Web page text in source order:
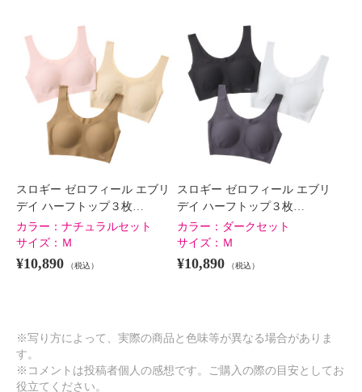
スロギー ゼロフィール エブリ
デイ ハーフトップ３枚…
カラー： ナチュラルセット
サイズ： Ｍ
¥10,890 （税込）
スロギー ゼロフィール エブリ
デイ ハーフトップ３枚…
カラー： ダークセット
サイズ： Ｍ
¥10,890 （税込）
※写り方によって、実際の商品と色味等が異なる場合がありま
す。
※コメントは投稿者個人の感想です。ご購入の際の目安としてお
役立てください。